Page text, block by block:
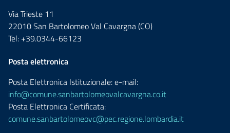
Via Trieste 11
22010 San Bartolomeo Val Cavargna (CO)
Tel: +39.0344-66123
Posta elettronica
Posta Elettronica Istituzionale: e-mail:
info@comune.sanbartolomeovalcavargna.co.it
Posta Elettronica Certificata:
comune.sanbartolomeovc@pec.regione.lombardia.it